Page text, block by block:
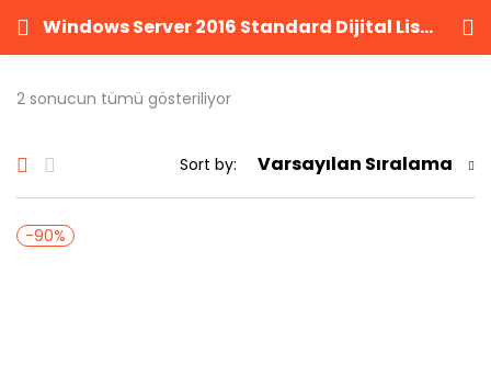
Windows Server 2016 Standard Dijital Lisans
GIRIŞ YAP KAYIT OL
2 sonucun tümü gösteriliyor
Sort by: Varsayılan Sıralama
-90%